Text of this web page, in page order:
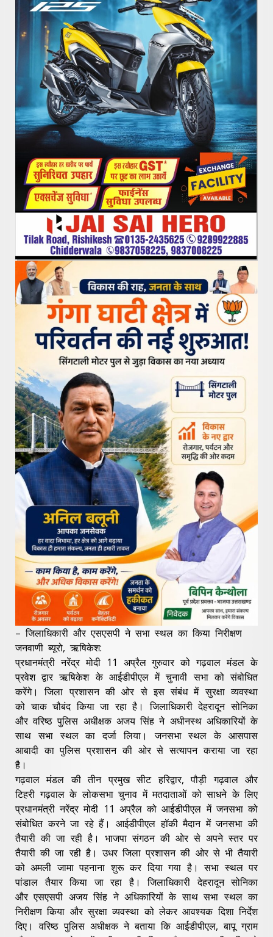
– जिलाधिकारी और एसएसपी ने सभा स्थल का किया निरीक्षण
जनवाणी ब्यूरो, ऋषिकेश:
प्रधानमंत्री नरेंद्र मोदी 11 अप्रैल गुरुवार को गढ़वाल मंडल के
प्रवेश द्वार ऋषिकेश के आईडीपीएल में चुनावी सभा को संबोधित
करेंगे। जिला प्रशासन की ओर से इस संबंध में सुरक्षा व्यवस्था
को चाक चौबंद किया जा रहा है। जिलाधिकारी देहरादून सोनिका
और वरिष्ठ पुलिस अधीक्षक अजय सिंह ने अधीनस्थ अधिकारियों के
साथ सभा स्थल का दर्जा लिया। जनसभा स्थल के आसपास
आबादी का पुलिस प्रशासन की ओर से सत्यापन कराया जा रहा
है।
गढ़वाल मंडल की तीन प्रमुख सीट हरिद्वार, पौड़ी गढ़वाल और
टिहरी गढ़वाल के लोकसभा चुनाव में मतदाताओं को साधने के लिए
प्रधानमंत्री नरेंद्र मोदी 11 अप्रैल को आईडीपीएल में जनसभा को
संबोधित करने जा रहे हैं। आईडीपीएल हॉकी मैदान में जनसभा की
तैयारी की जा रही है। भाजपा संगठन की ओर से अपने स्तर पर
तैयारी की जा रही है। उधर जिला प्रशासन की ओर से भी तैयारी
को अमली जामा पहनाना शुरू कर दिया गया है। सभा स्थल पर
पांडाल तैयार किया जा रहा है। जिलाधिकारी देहरादून सोनिका
और एसएसपी अजय सिंह ने अधिकारियों के साथ सभा स्थल का
निरीक्षण किया और सुरक्षा व्यवस्था को लेकर आवश्यक दिशा निर्देश
दिए। वरिष्ठ पुलिस अधीक्षक ने बताया कि आईडीपीएल, बापू ग्राम